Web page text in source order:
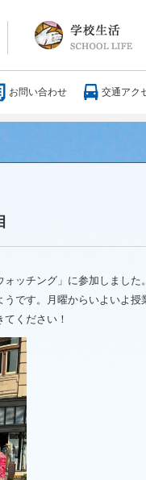
行事・イベント
部活動
ボランティア
サレジアンエピソード
サレジオの日々(ブログ)
お問い合わせ 交通アク
ッチング」に参加しました
です。月曜からいよいよ
ください！